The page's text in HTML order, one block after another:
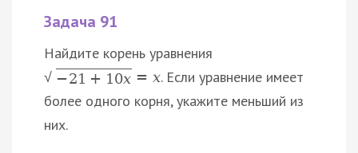
Задача 91
Найдите корень уравнения
√ −21 + 10x = x. Если уравнение имеет
более одного корня, укажите меньший из
них.